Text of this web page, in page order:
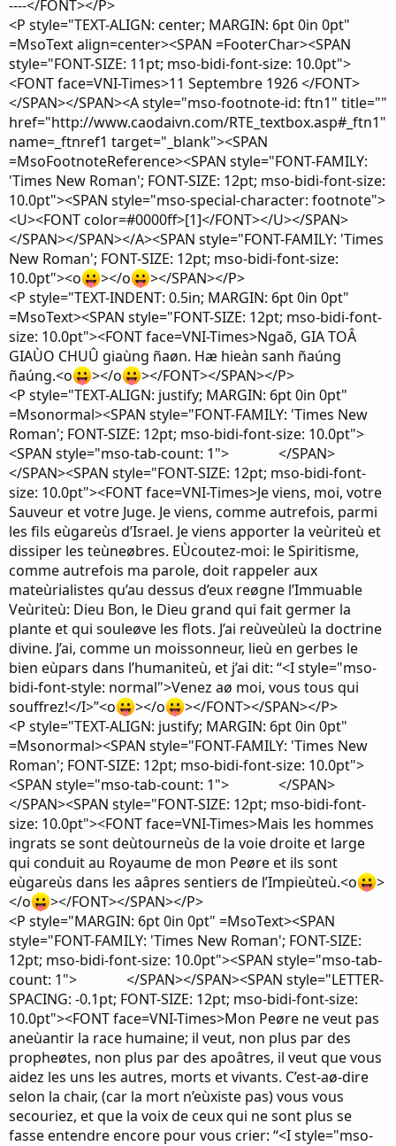
----</FONT></P>
<P style="TEXT-ALIGN: center; MARGIN: 6pt 0in 0pt"
=MsoText align=center><SPAN =FooterChar><SPAN
style="FONT-SIZE: 11pt; mso-bidi-font-size: 10.0pt">
<FONT face=VNI-Times>11 Septembre 1926 </FONT>
</SPAN></SPAN><A style="mso-footnote-id: ftn1" title=""
href="http://www.caodaivn.com/RTE_textbox.asp#_ftn1"
name=_ftnref1 target="_blank"><SPAN
=MsoFootnoteReference><SPAN style="FONT-FAMILY:
'Times New Roman'; FONT-SIZE: 12pt; mso-bidi-font-size:
10.0pt"><SPAN style="mso-special-character: footnote">
<U><FONT color=#0000ff>[1]</FONT></U></SPAN>
</SPAN></SPAN></A><SPAN style="FONT-FAMILY: 'Times
New Roman'; FONT-SIZE: 12pt; mso-bidi-font-size:
10.0pt"><o
></o
></SPAN></P>
<P style="TEXT-INDENT: 0.5in; MARGIN: 6pt 0in 0pt"
=MsoText><SPAN style="FONT-SIZE: 12pt; mso-bidi-font-
size: 10.0pt"><FONT face=VNI-Times>Ngaõ, GIA TOÂ
GIAÙO CHUÛ giaùng ñaøn. Hæ hieàn sanh ñaúng
ñaúng.<o
></o
></FONT></SPAN></P>
<P style="TEXT-ALIGN: justify; MARGIN: 6pt 0in 0pt"
=Msonormal><SPAN style="FONT-FAMILY: 'Times New
Roman'; FONT-SIZE: 12pt; mso-bidi-font-size: 10.0pt">
<SPAN style="mso-tab-count: 1"> </SPAN>
</SPAN><SPAN style="FONT-SIZE: 12pt; mso-bidi-font-
size: 10.0pt"><FONT face=VNI-Times>Je viens, moi, votre
Sauveur et votre Juge. Je viens, comme autrefois, parmi
les fils eùgareùs d’Israel. Je viens apporter la veùriteù et
dissiper les teùneøbres. EÙcoutez-moi: le Spiritisme,
comme autrefois ma parole, doit rappeler aux
mateùrialistes qu’au dessus d’eux reøgne l’Immuable
Veùriteù: Dieu Bon, le Dieu grand qui fait germer la
plante et qui souleøve les flots. J’ai reùveùleù la doctrine
divine. J’ai, comme un moissonneur, lieù en gerbes le
bien eùpars dans l’humaniteù, et j’ai dit: “<I style="mso-
bidi-font-style: normal">Venez aø moi, vous tous qui
souffrez!</I>”<o
></o
></FONT></SPAN></P>
<P style="TEXT-ALIGN: justify; MARGIN: 6pt 0in 0pt"
=Msonormal><SPAN style="FONT-FAMILY: 'Times New
Roman'; FONT-SIZE: 12pt; mso-bidi-font-size: 10.0pt">
<SPAN style="mso-tab-count: 1"> </SPAN>
</SPAN><SPAN style="FONT-SIZE: 12pt; mso-bidi-font-
size: 10.0pt"><FONT face=VNI-Times>Mais les hommes
ingrats se sont deùtourneùs de la voie droite et large
qui conduit au Royaume de mon Peøre et ils sont
eùgareùs dans les aâpres sentiers de l’Impieùteù.<o
>
</o
></FONT></SPAN></P>
<P style="MARGIN: 6pt 0in 0pt" =MsoText><SPAN
style="FONT-FAMILY: 'Times New Roman'; FONT-SIZE:
12pt; mso-bidi-font-size: 10.0pt"><SPAN style="mso-tab-
count: 1"> </SPAN></SPAN><SPAN style="LETTER-
SPACING: -0.1pt; FONT-SIZE: 12pt; mso-bidi-font-size:
10.0pt"><FONT face=VNI-Times>Mon Peøre ne veut pas
aneùantir la race humaine; il veut, non plus par des
propheøtes, non plus par des apoâtres, il veut que vous
aidez les uns les autres, morts et vivants. C’est-aø-dire
selon la chair, (car la mort n’eùxiste pas) vous vous
secouriez, et que la voix de ceux qui ne sont plus se
fasse entendre encore pour vous crier: “<I style="mso-